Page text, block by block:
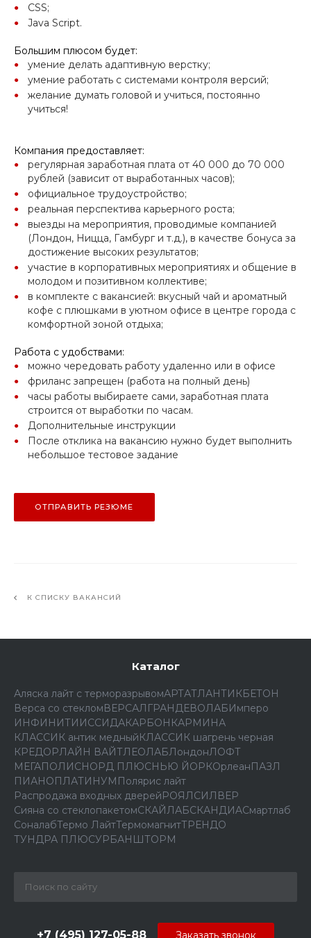
CSS;
Java Script.
Большим плюсом будет:
умение делать адаптивную верстку;
умение работать с системами контроля версий;
желание думать головой и учиться, постоянно
учиться!
Компания предоставляет:
регулярная заработная плата от 40 000 до 70 000
рублей (зависит от выработанных часов);
официальное трудоустройство;
реальная перспектива карьерного роста;
выезды на мероприятия, проводимые компанией
(Лондон, Ницца, Гамбург и т.д.), в качестве бонуса за
достижение высоких результатов;
участие в корпоративных мероприятиях и общение в
молодом и позитивном коллективе;
в комплекте с вакансией: вкусный чай и ароматный
кофе с плюшками в уютном офисе в центре города с
комфортной зоной отдыха;
Работа с удобствами:
можно чередовать работу удаленно или в офисе
фриланс запрещен (работа на полный день)
часы работы выбираете сами, заработная плата
строится от выработки по часам.
Дополнительные инструкции
После отклика на вакансию нужно будет выполнить
небольшое тестовое задание
ОТПРАВИТЬ РЕЗЮМЕ
К СПИСКУ ВАКАНСИЙ
Каталог
Аляска лайт с терморазрывомАРТАТЛАНТИКБЕТОН
Верса со стекломВЕРСАЛ ГРАНДЕВОЛАБИмперо
ИНФИНИТИ ИССИДАКАРБОН КАРМИНА
КЛАССИК антик медныйКЛАССИК шагрень черная
КРЕДОРЛАЙН ВАЙТЛЕОЛАБЛондонЛОФТ
МЕГАПОЛИСНОРД ПЛЮСНЬЮ ЙОРКОрлеанПАЗЛ
ПИАНОПЛАТИНУМ Полярис лайт
Распродажа входных дверейРОЯЛСИЛВЕР
Сияна со стеклопакетомСКАЙЛАБСКАНДИAСмартлаб
СоналабТермо ЛайтТермомагнитТРЕНДО
ТУНДРА ПЛЮСУРБАН ШТОРМ
+7 (495) 127-05-88‬ Заказать звонок